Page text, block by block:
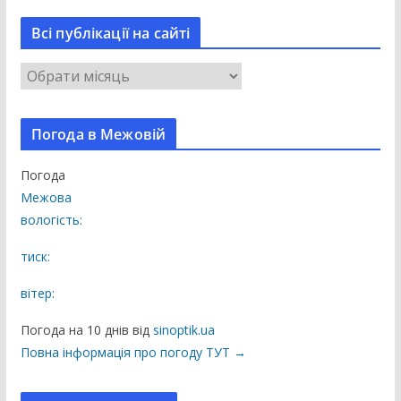
Всі публікації на сайті
В
с
і
б
л
і
к
ц
Погода в Межовій
Погода
Межова
вологість:
тиск:
вітер:
Погода на 10 днів від sinoptik.ua
Повна інформація про погоду ТУТ →